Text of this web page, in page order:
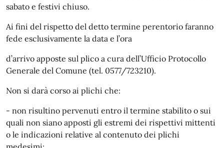
sabato e festivi chiuso.
Ai fini del rispetto del detto termine perentorio faranno
fede esclusivamente la data e l’ora
d’arrivo apposte sul plico a cura dell’Ufficio Protocollo
Generale del Comune (tel. 0577/723210).
Non si darà corso ai plichi che:
- non risultino pervenuti entro il termine stabilito o sui
quali non siano apposti gli estremi dei rispettivi mittenti
o le indicazioni relative al contenuto dei plichi